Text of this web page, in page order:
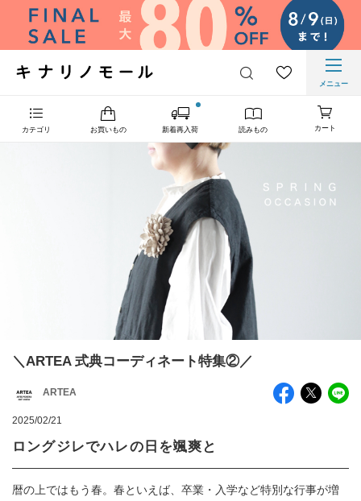
メニュー
カテゴリ お買いもの 新着再入荷 読みもの カート
＼ARTEA 式典コーディネート特集②／
ARTEA
2025/02/21
ロングジレでハレの日を颯爽と
暦の上ではもう春。春といえば、卒業・入学など特別な行事が増